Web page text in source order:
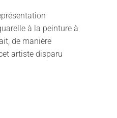
à la peinture à
de manière
artiste disparu